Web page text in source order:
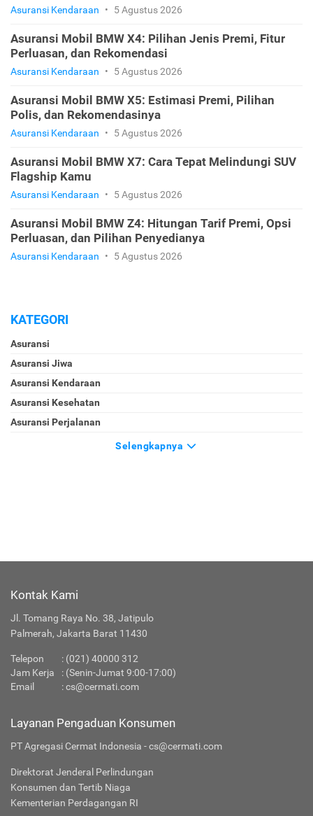
Asuransi Kendaraan • 5 Agustus 2026
Asuransi Mobil BMW X4: Pilihan Jenis Premi, Fitur
Perluasan, dan Rekomendasi
Asuransi Kendaraan • 5 Agustus 2026
Asuransi Mobil BMW X5: Estimasi Premi, Pilihan
Polis, dan Rekomendasinya
Asuransi Kendaraan • 5 Agustus 2026
Asuransi Mobil BMW X7: Cara Tepat Melindungi SUV
Flagship Kamu
Asuransi Kendaraan • 5 Agustus 2026
Asuransi Mobil BMW Z4: Hitungan Tarif Premi, Opsi
Perluasan, dan Pilihan Penyedianya
Asuransi Kendaraan • 5 Agustus 2026
KATEGORI
Asuransi
Asuransi Jiwa
Asuransi Kendaraan
Asuransi Kesehatan
Asuransi Perjalanan
Selengkapnya
Kontak Kami
Jl. Tomang Raya No. 38, Jatipulo
Palmerah, Jakarta Barat 11430
Telepon : (021) 40000 312
Jam Kerja
: (Senin-Jumat 9:00-17:00)
Email
:cs@cermati.com
Layanan Pengaduan Konsumen
PT Agregasi Cermat Indonesia - cs@cermati.com
Direktorat Jenderal Perlindungan
Konsumen dan Tertib Niaga
Kementerian Perdagangan RI